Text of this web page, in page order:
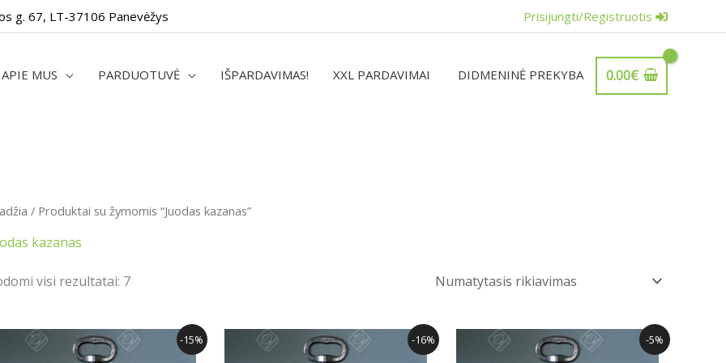
g. 67, LT-37106 Panevėžys Prisijungti/Registruotis
APIE MUS PARDUOTUVĖ IŠPARDAVIMAS! XXL PARDAVIMAI DIDMENINĖ PREKYBA 0.00€
/ Produktai su žymomis “Juodas kazanas”
kazanas
visi rezultatai: 7
-15%
Original
price
Current
price
-16%
Original
price
Current
price
-5%
Original
price
Current